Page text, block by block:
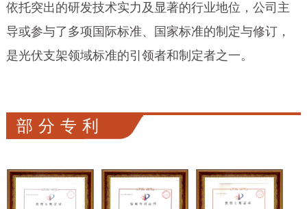
依托突出的研发技术实力及显著的行业地位，公司主
导或参与了多项国际标准、国家标准的制定与修订，
是光伏支架领域标准的引领者和制定者之一。
部分专利